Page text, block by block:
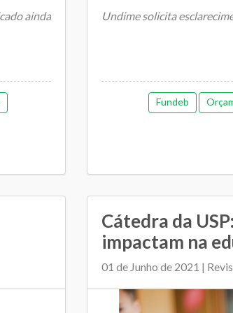
ainda
Undime solicita
Após receber
Manutenção eFundeb
Cátedra da
impactam na
01 de Junho de 2021 |